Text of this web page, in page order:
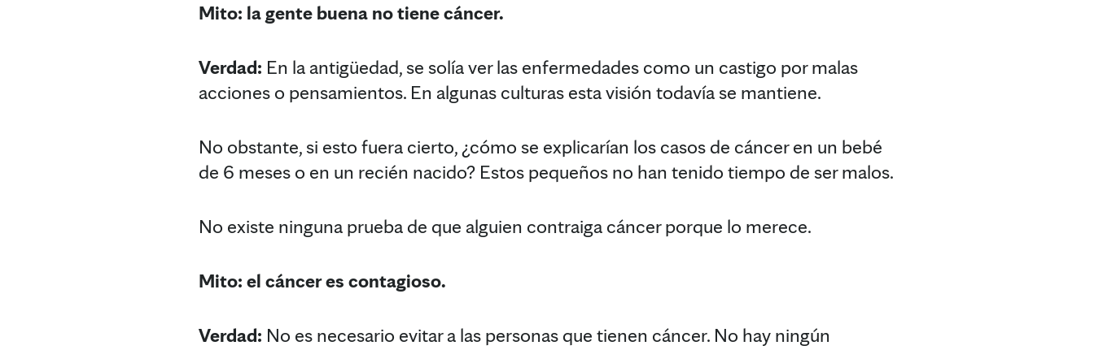
Mito: la gente buena no tiene cáncer.
Verdad: En la antigüedad, se solía ver las enfermedades como un castigo por malas
acciones o pensamientos. En algunas culturas esta visión todavía se mantiene.
No obstante, si esto fuera cierto, ¿cómo se explicarían los casos de cáncer en un bebé
de 6 meses o en un recién nacido? Estos pequeños no han tenido tiempo de ser malos.
No existe ninguna prueba de que alguien contraiga cáncer porque lo merece.
Mito: el cáncer es contagioso.
Verdad: No es necesario evitar a las personas que tienen cáncer. No hay ningún